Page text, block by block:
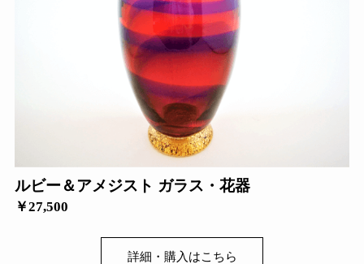
ルビー＆アメジスト ガラス・花器
￥27,500
詳細・購入はこちら